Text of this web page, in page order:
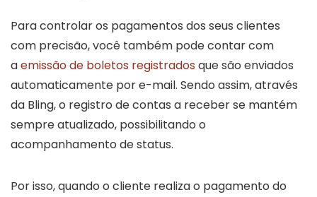
Para controlar os pagamentos dos seus clientes
com precisão, você também pode contar com
aemissão de boletos registrados que são enviados
automaticamente por e-mail. Sendo assim, através
da Bling, o registro de contas a receber se mantém
sempre atualizado, possibilitando o
acompanhamento de status.
Por isso, quando o cliente realiza o pagamento do